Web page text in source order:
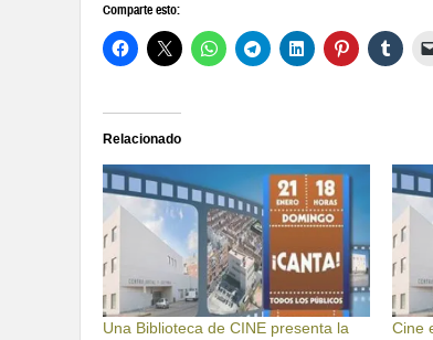
Comparte esto:
Relacionado
Una Biblioteca de CINE presenta la
Cine